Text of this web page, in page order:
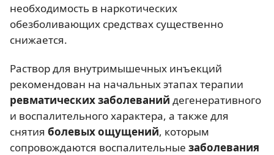
необходимость в наркотических
обезболивающих средствах существенно
снижается.
Раствор для внутримышечных инъекций
рекомендован на начальных этапах терапии
ревматических заболеваний дегенеративного
и воспалительного характера, а также для
снятия болевых ощущений, которым
сопровождаются воспалительные заболевания